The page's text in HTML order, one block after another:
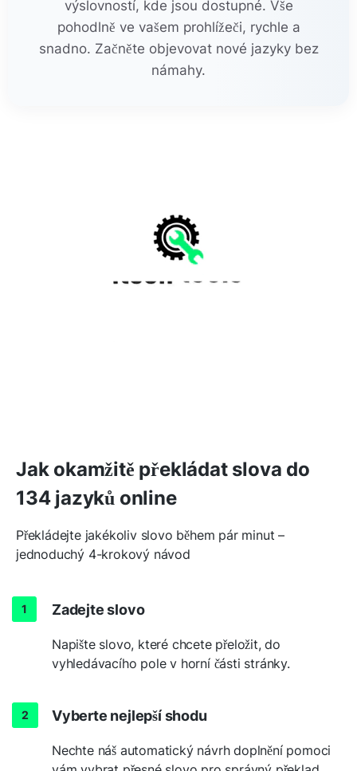
výslovností, kde jsou dostupné. Vše
pohodlně ve vašem prohlížeči, rychle a
snadno. Začněte objevovat nové jazyky bez
námahy.
Jak okamžitě překládat slova do
134 jazyků online
Překládejte jakékoliv slovo během pár minut –
jednoduchý 4-krokový návod
Zadejte slovo
Napište slovo, které chcete přeložit, do
vyhledávacího pole v horní části stránky.
Vyberte nejlepší shodu
Nechte náš automatický návrh doplnění pomoci